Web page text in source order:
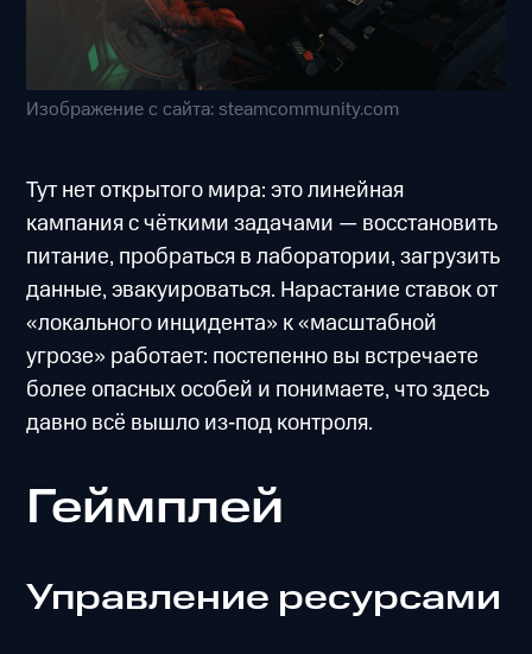
Изображение с сайта: steamcommunity.com
Тут нет открытого мира: это линейная
кампания с чёткими задачами — восстановить
питание, пробраться в лаборатории, загрузить
данные, эвакуироваться. Нарастание ставок от
«локального инцидента» к «масштабной
угрозе» работает: постепенно вы встречаете
более опасных особей и понимаете, что здесь
давно всё вышло из‑под контроля.
Геймплей
Управление ресурсами